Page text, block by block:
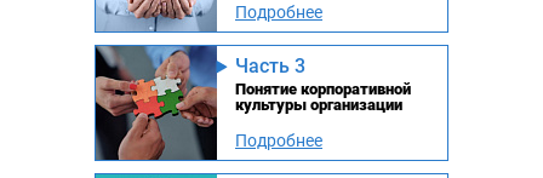
Подробнее
Часть 3
Понятие корпоративной
культуры организации
Подробнее